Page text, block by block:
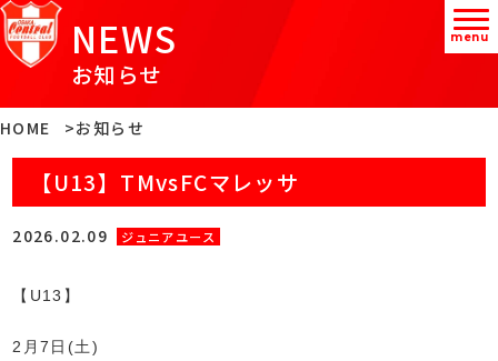
NEWS
お知らせ
HOME お知らせ
【U13】TMvsFCマレッサ
2026.02.09 ジュニアユース
【U13】
2月7日(土)
menu